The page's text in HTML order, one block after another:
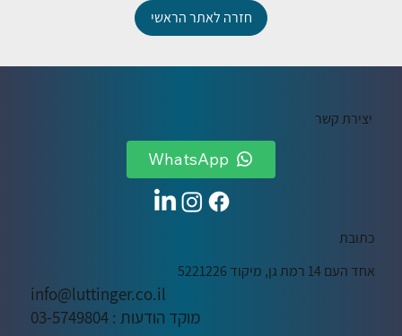
חזרה לאתר הראשי
יצירת קשר
WhatsApp
כתובת
אחד העם 14 רמת גן, מיקוד 5221226
info@luttinger.co.il
מוקד הודעות : 03-5749804